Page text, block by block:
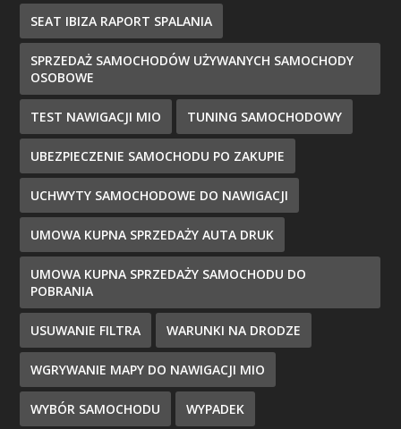
SEAT IBIZA RAPORT SPALANIA
SPRZEDAŻ SAMOCHODÓW UŻYWANYCH SAMOCHODY
OSOBOWE
TEST NAWIGACJI MIO TUNING SAMOCHODOWY
UBEZPIECZENIE SAMOCHODU PO ZAKUPIE
UCHWYTY SAMOCHODOWE DO NAWIGACJI
UMOWA KUPNA SPRZEDAŻY AUTA DRUK
UMOWA KUPNA SPRZEDAŻY SAMOCHODU DO
POBRANIA
USUWANIE FILTRA WARUNKI NA DRODZE
WGRYWANIE MAPY DO NAWIGACJI MIO
WYBÓR SAMOCHODU WYPADEK